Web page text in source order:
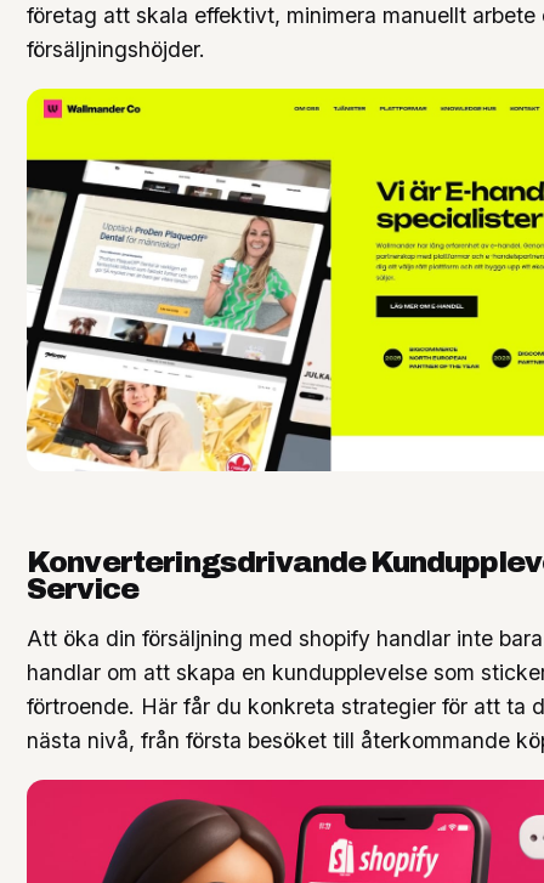
företag att skala effektivt, minimera manuellt arbete
försäljningshöjder.
Konverteringsdrivande
Service
Att öka din försäljning med shopify handlar inte
handlar om att skapa en kundupplevelse som
förtroende. Här får du konkreta strategier för att ta
nästa nivå, från första besöket till återkommande